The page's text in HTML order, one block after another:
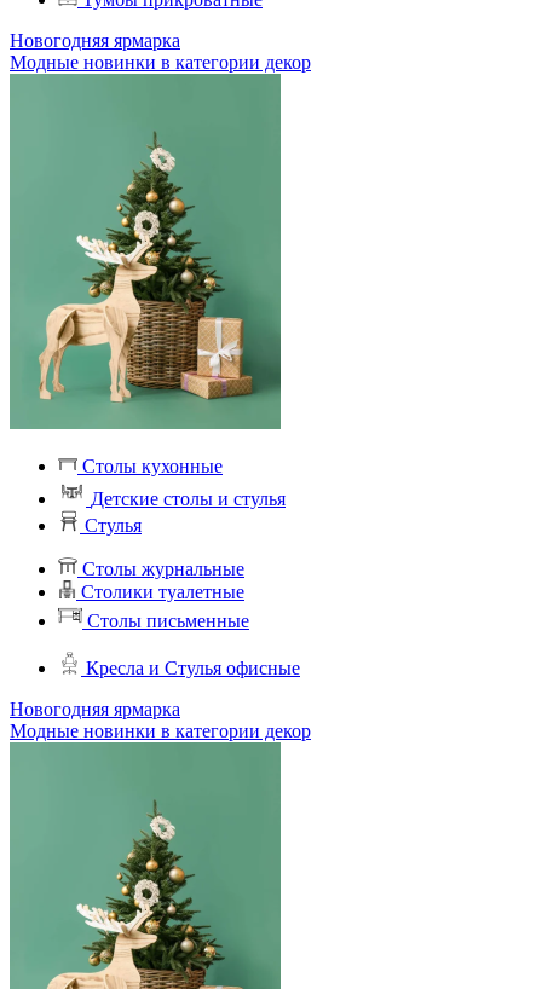
Новогодняя ярмарка
Модные новинки в категории декор
Столы кухонные
Детские столы и стулья
Стулья
Столы журнальные
Столики туалетные
Столы письменные
Кресла и Стулья офисные
Новогодняя ярмарка
Модные новинки в категории декор